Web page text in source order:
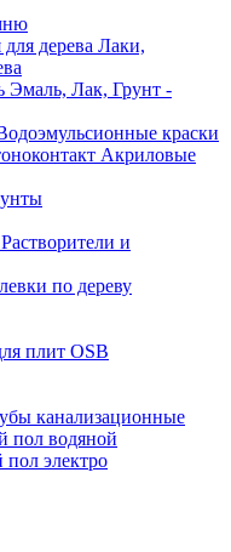
Лаки,
Эмаль, Лак, Грунт -
краски
Акриловые
Растворители и
по дереву
плит OSB
канализационные
пол водяной
электро